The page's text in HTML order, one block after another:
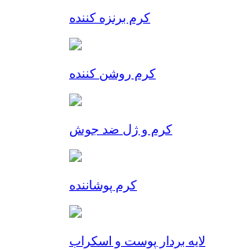
کرم برنزه کننده
کرم روشن کننده
کرم و ژل ضد جوش
کرم پوشاننده
لایه بردار پوست و اسکراب